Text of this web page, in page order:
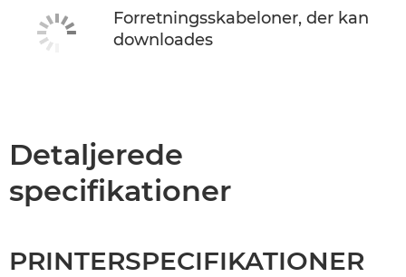
Forretningsskabeloner, der kan
downloades
Detaljerede
specifikationer
PRINTERSPECIFIKATIONER